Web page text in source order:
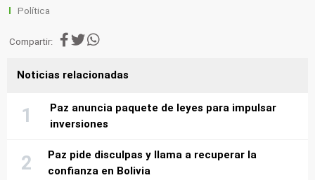
Política
Compartir:
Noticias relacionadas
Paz anuncia paquete de leyes para impulsar
inversiones
Paz pide disculpas y llama a recuperar la
confianza en Bolivia